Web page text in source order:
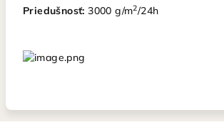
Priedušnosť: 3000 g/m2/24h